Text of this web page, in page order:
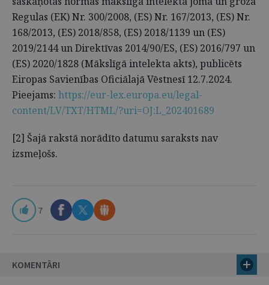
Regulas (EK) Nr. 300/2008, (ES) Nr. 167/2013, (ES) Nr.
168/2013, (ES) 2018/858, (ES) 2018/1139 un (ES)
2019/2144 un Direktīvas 2014/90/ES, (ES) 2016/797 un
(ES) 2020/1828 (Mākslīgā intelekta akts), publicēts
Eiropas Savienības Oficiālajā Vēstnesī 12.7.2024.
Pieejams: https://eur-lex.europa.eu/legal-
content/LV/TXT/HTML/?uri=OJ:L_202401689
[2] Šajā rakstā norādīto datumu saraksts nav
izsmeļošs.
7
KOMENTĀRI